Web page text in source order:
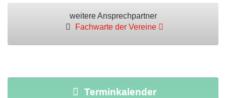
weitere Ansprechpartner
Fachwarte der Vereine
Terminkalender